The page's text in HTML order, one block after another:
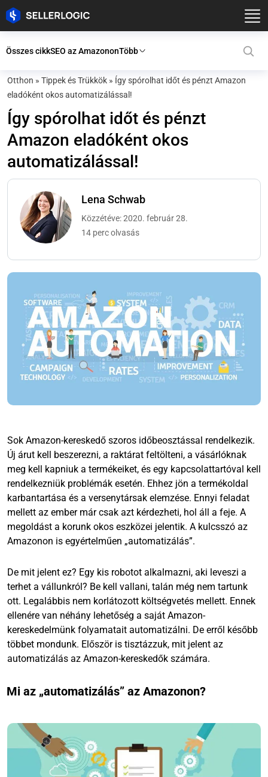
Összes cikkSEO az AmazononTöbb
Otthon » Tippek és Trükkök » Így spórolhat időt és pénzt Amazon
eladóként okos automatizálással!
Így spórolhat időt és pénzt
Amazon eladóként okos
automatizálással!
Lena Schwab
Közzétéve: 2020. február 28.
14 perc olvasás
Sok Amazon-kereskedő szoros időbeosztással rendelkezik.
Új árut kell beszerezni, a raktárat feltölteni, a vásárlóknak
meg kell kapniuk a termékeiket, és egy kapcsolattartóval kell
rendelkezniük problémák esetén. Ehhez jön a termékoldal
karbantartása és a versenytársak elemzése. Ennyi feladat
mellett az ember már csak azt kérdezheti, hol áll a feje. A
megoldást a korunk okos eszközei jelentik. A kulcsszó az
Amazonon is egyértelműen „automatizálás”.
De mit jelent ez? Egy kis robotot alkalmazni, aki leveszi a
terhet a vállunkról? Be kell vallani, talán még nem tartunk
ott. Legalábbis nem korlátozott költségvetés mellett. Ennek
ellenére van néhány lehetőség a saját Amazon-
kereskedelmünk folyamatait automatizálni. De erről később
többet mondunk. Először is tisztázzuk, mit jelent az
automatizálás az Amazon-kereskedők számára.
Mi az „automatizálás” az Amazonon?